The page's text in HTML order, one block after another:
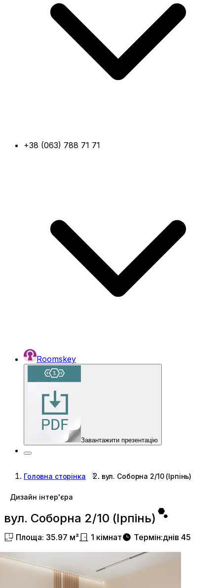
+38 (063) 788 71 71
Roomskey
Завантажити презентацію
Головна сторінка вул. Соборна 2/10 (Ірпінь)
Дизайн інтер'єра
вул. Соборна 2/10 (Ірпінь)
Площа: 35.97 м² 1 кімнат Термін:днів 45